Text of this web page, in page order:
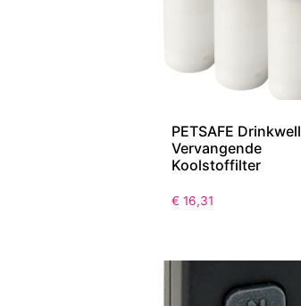
PETSAFE Drinkwell
Vervangende
Koolstoffilter
€ 16,31